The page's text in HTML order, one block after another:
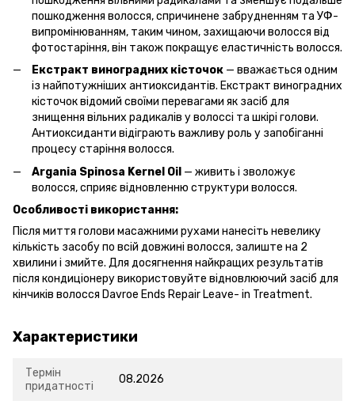
пошкодження волосся, спричинене забрудненням та УФ-
випромінюванням, таким чином, захищаючи волосся від
фотостаріння, він також покращує еластичність волосся.
Екстракт виноградних кісточок — вважається одним
із найпотужніших антиоксидантів. Екстракт виноградних
кісточок відомий своїми перевагами як засіб для
знищення вільних радикалів у волоссі та шкірі голови.
Антиоксиданти відіграють важливу роль у запобіганні
процесу старіння волосся.
Argania Spinosa Kernel Oil — живить і зволожує
волосся, сприяє відновленню структури волосся.
Особливості використання:
Після миття голови масажними рухами нанесіть невелику
кількість засобу по всій довжині волосся, залиште на 2
хвилини і змийте. Для досягнення найкращих результатів
після кондиціонеру використовуйте відновлюючий засіб для
кінчиків волосся Davroe Ends Repair Leave- in Treatment.
Характеристики
Термін
придатності
08.2026